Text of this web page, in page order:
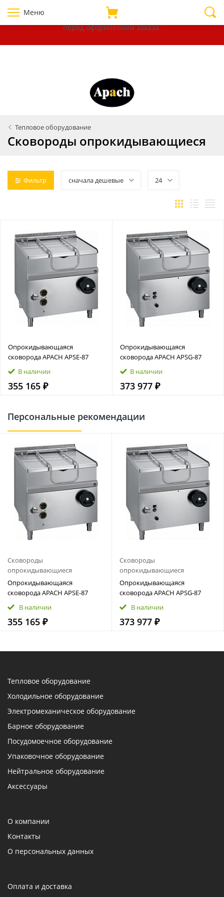
Уважаемые покупатели!
В связи с нестабильностью курсов
валют, убедительно просим уточнять цены на товары
перед оформлениемзаказа.
Меню
Тепловое оборудование
Сковороды опрокидывающиеся
Фильтр сначала дешевые 24
Опрокидывающаяся
сковорода APACH APSE‑87
В наличии
355 165 ₽
Опрокидывающаяся
сковорода APACH APSG‑87
В наличии
373 977 ₽
Персональные рекомендации
Сковороды
опрокидывающиеся
Опрокидывающаяся
сковорода APACH APSE‑87
В наличии
355 165 ₽
Сковороды
опрокидывающиеся
Опрокидывающаяся
сковорода APACH APSG‑87
В наличии
373 977 ₽
Тепловое оборудование
Холодильное оборудование
Электромеханическое оборудование
Барное оборудование
Посудомоечное оборудование
Упаковочное оборудование
Нейтральное оборудование
Аксессуары
О компании
Контакты
О персональных данных
Оплата и доставка